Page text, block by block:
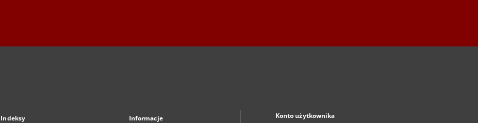
Indeksy Informacje Konto użytkownika